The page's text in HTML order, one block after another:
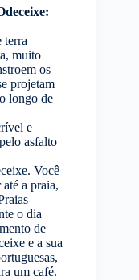
terra
muito
os
projetam
longo de
e
asfalto
Você
a praia,
o dia
de
e a sua
um café.